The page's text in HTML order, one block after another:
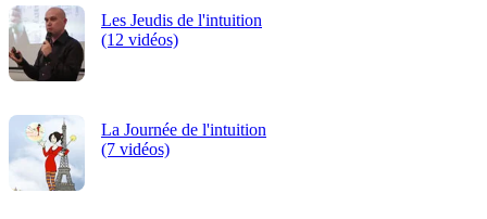
Les Jeudis de l'intuition
(12 vidéos)
La Journée de l'intuition
(7 vidéos)